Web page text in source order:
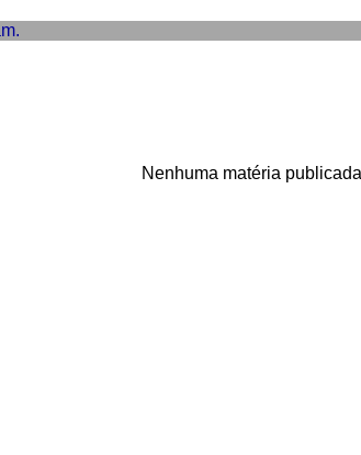
Nenhuma matéria publicada